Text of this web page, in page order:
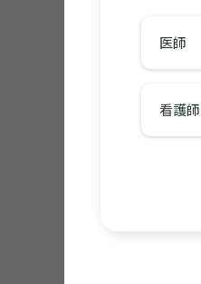
医師
看護師